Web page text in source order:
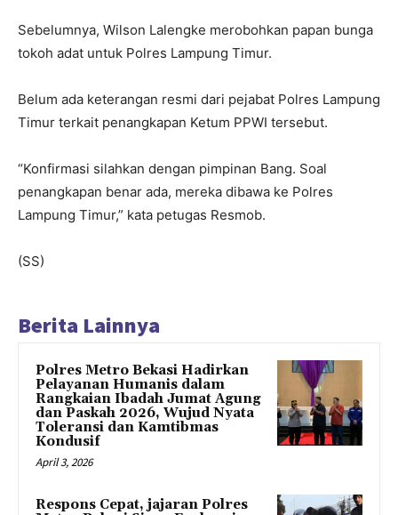
Sebelumnya, Wilson Lalengke merobohkan papan bunga
tokoh adat untuk Polres Lampung Timur.
Belum ada keterangan resmi dari pejabat Polres Lampung
Timur terkait penangkapan Ketum PPWI tersebut.
“Konfirmasi silahkan dengan pimpinan Bang. Soal
penangkapan benar ada, mereka dibawa ke Polres
Lampung Timur,” kata petugas Resmob.
(SS)
Berita Lainnya
Polres Metro Bekasi Hadirkan
Pelayanan Humanis dalam
Rangkaian Ibadah Jumat Agung
dan Paskah 2026, Wujud Nyata
Toleransi dan Kamtibmas
Kondusif
April 3, 2026
Respons Cepat, jajaran Polres